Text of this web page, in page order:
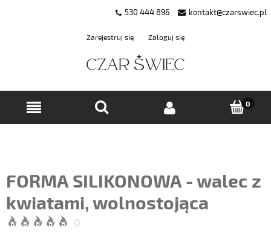
530 444 896 kontakt@czarswiec.pl
Zarejestruj się Zaloguj się
FORMA SILIKONOWA - walec z
kwiatami, wolnostojąca
0